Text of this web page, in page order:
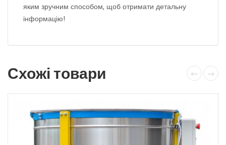
яким зручним способом, щоб отримати детальну
інформацію!
Схожі товари